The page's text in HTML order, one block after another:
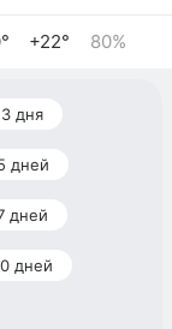
+22° 80%
дня
дней
дней
дней